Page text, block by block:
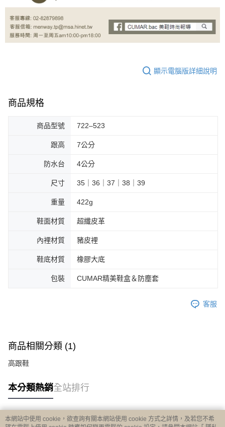
顯示電腦版詳細說明
商品規格
商品型號 722–523
跟高 7公分
防水台 4公分
尺寸 35｜36｜37｜38｜39
重量 422g
鞋面材質 超纖皮革
內裡材質 豬皮裡
鞋底材質 橡膠大底
包裝 CUMAR精美鞋盒＆防塵套
客服
商品相關分類 (1)
高跟鞋
本分類熱銷全站排行
本網站中使用 cookie，欲查詢有關本網站使用 cookie 方式之詳情，及若您不希